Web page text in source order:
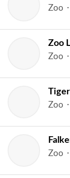
Zoo
Zoo
Zoo
Zoo
Zoo